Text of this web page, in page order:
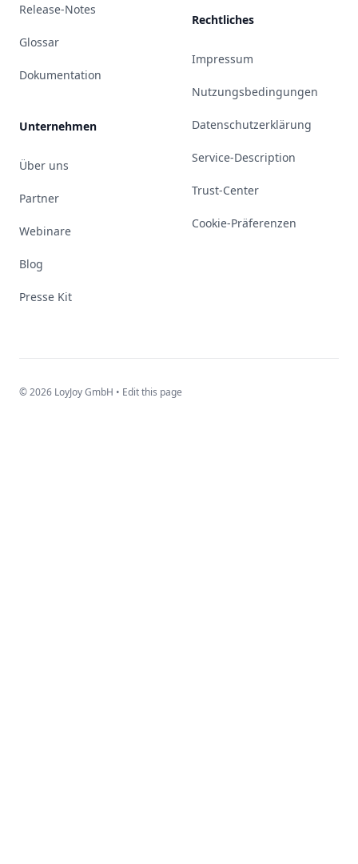
Release-Notes
Glossar
Dokumentation
Unternehmen
Über uns
Partner
Webinare
Blog
Presse Kit
Rechtliches
Impressum
Nutzungsbedingungen
Datenschutzerklärung
Service-Description
Trust-Center
Cookie-Präferenzen
© 2026 LoyJoy GmbH • Edit this page